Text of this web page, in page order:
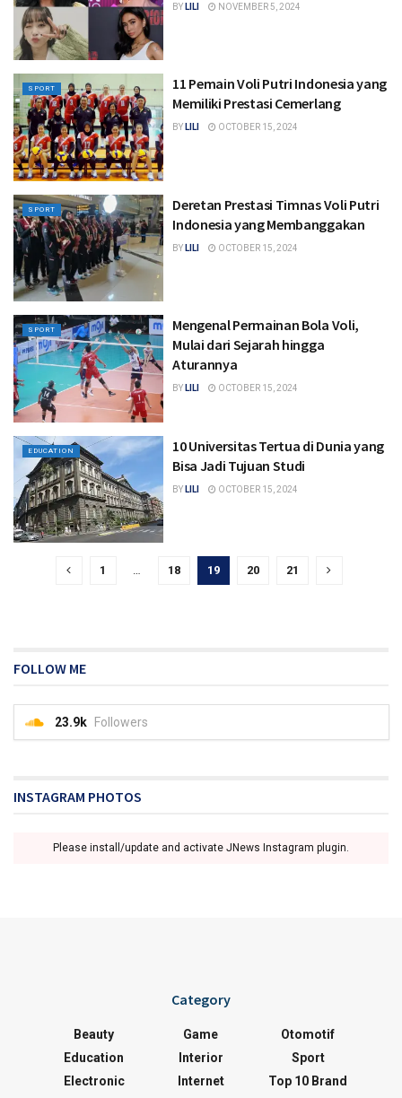
BY LILI NOVEMBER 5, 2024
SPORT
11 Pemain Voli Putri Indonesia yang
Memiliki Prestasi Cemerlang
BY LILI OCTOBER 15, 2024
SPORT
Deretan Prestasi Timnas Voli Putri
Indonesia yang Membanggakan
BY LILI OCTOBER 15, 2024
SPORT
Mengenal Permainan Bola Voli,
Mulai dari Sejarah hingga
Aturannya
BY LILI OCTOBER 15, 2024
EDUCATION
10 Universitas Tertua di Dunia yang
Bisa Jadi Tujuan Studi
BY LILI OCTOBER 15, 2024
1 … 18 19 20 21
FOLLOW ME
23.9k Followers
INSTAGRAM PHOTOS
Please install/update and activate JNews Instagram plugin.
Category
Beauty
Education
Electronic
Game
Interior
Internet
Otomotif
Sport
Top 10 Brand